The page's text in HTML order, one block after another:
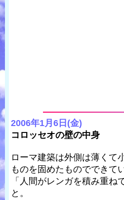
2006年1月6日(金)
コロッセオの壁の中身
ローマ建築は外側は薄くて
ものを固めたものでできて
「人間がレンガを積み重
と。